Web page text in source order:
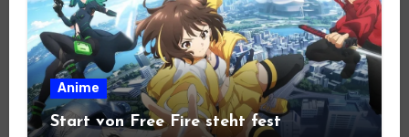
Anime
Start von Free Fire steht fest